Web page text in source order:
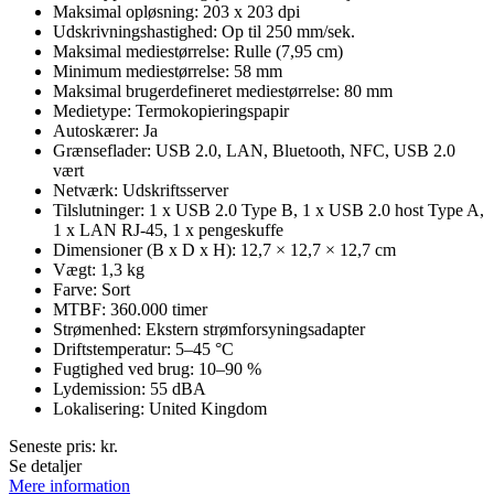
Maksimal opløsning: 203 x 203 dpi
Udskrivningshastighed: Op til 250 mm/sek.
Maksimal mediestørrelse: Rulle (7,95 cm)
Minimum mediestørrelse: 58 mm
Maksimal brugerdefineret mediestørrelse: 80 mm
Medietype: Termokopieringspapir
Autoskærer: Ja
Grænseflader: USB 2.0, LAN, Bluetooth, NFC, USB 2.0
vært
Netværk: Udskriftsserver
Tilslutninger: 1 x USB 2.0 Type B, 1 x USB 2.0 host Type A,
1 x LAN RJ-45, 1 x pengeskuffe
Dimensioner (B x D x H): 12,7 × 12,7 × 12,7 cm
Vægt: 1,3 kg
Farve: Sort
MTBF: 360.000 timer
Strømenhed: Ekstern strømforsyningsadapter
Driftstemperatur: 5–45 °C
Fugtighed ved brug: 10–90 %
Lydemission: 55 dBA
Lokalisering: United Kingdom
Seneste pris: kr.
Se detaljer
Mere information